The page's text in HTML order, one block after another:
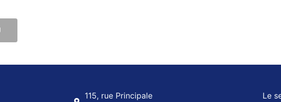
115, rue Principale
Le